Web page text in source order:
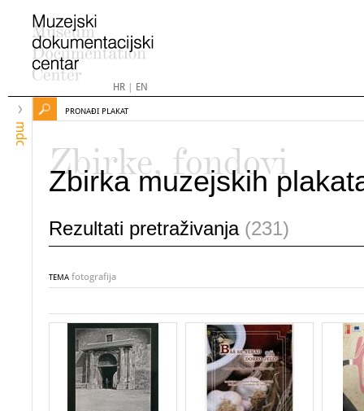
HR| EN
mdc
PRONAĐI PLAKAT
Zbirke, fondovi
Zbirka muzejskih
Rezultati pretraživanja (231)
TEMA fotografija